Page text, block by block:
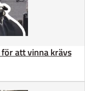
att vinna krävs